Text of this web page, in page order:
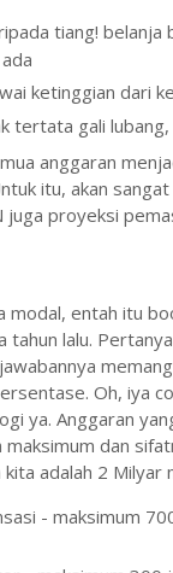
tiang! belanja
ketinggian dari
tertata gali
anggaran
itu, akan
juga proyeksi
modal, entah itu
tahun lalu.
Oh, iya
ya. Anggaran
maksimum dan
adalah 2 Milyar
- maksimum